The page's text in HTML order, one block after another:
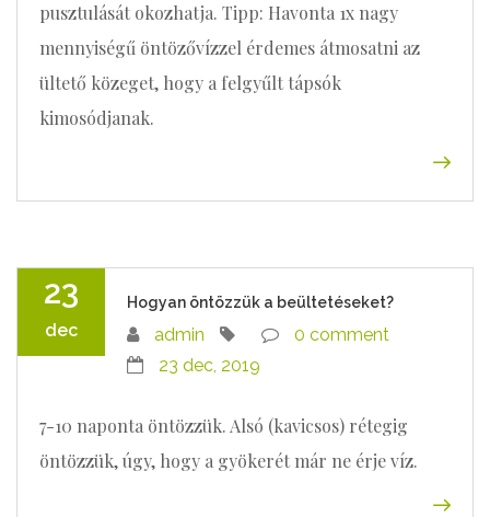
pusztulását okozhatja. Tipp: Havonta 1x nagy
mennyiségű öntözővízzel érdemes átmosatni az
ültető közeget, hogy a felgyűlt tápsók
kimosódjanak.
23
dec
Hogyan öntözzük a beültetéseket?
admin
0 comment
23 dec, 2019
7-10 naponta öntözzük. Alsó (kavicsos) rétegig
öntözzük, úgy, hogy a gyökerét már ne érje víz.